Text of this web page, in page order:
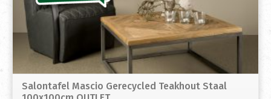
Salontafel Mascio Gerecycled Teakhout Staal